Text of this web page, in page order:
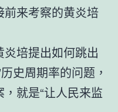
来考察的黄炎培
培提出如何跳出
史周期率的问题，
就是“让人民来监